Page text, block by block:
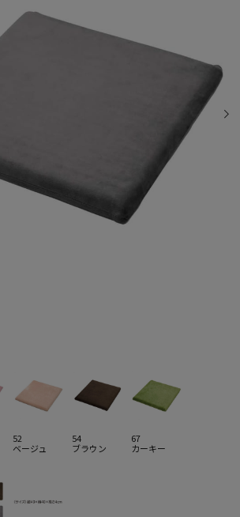
52
ベージュ
54
ブラウン
67
カーキー